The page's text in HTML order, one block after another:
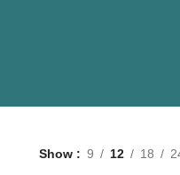
Show 9 12 18